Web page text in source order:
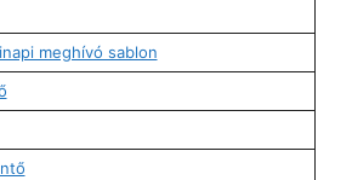
meghívó sablon